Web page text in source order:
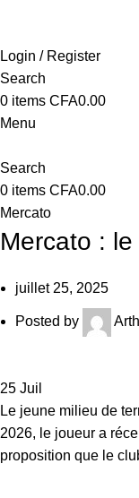
Login / Register
Search
0 items CFA0.00
Menu
Search
0 items CFA0.00
Mercato
Mercato :
juillet 25, 2025
Posted by
25 Juil
Le jeune milieu de
2026, le joueur a
proposition que le